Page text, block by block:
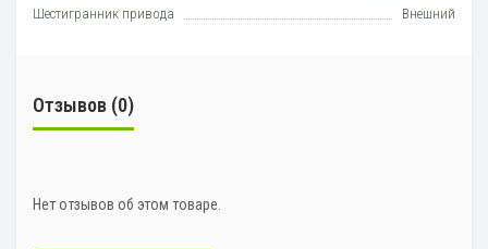
Шестигранник привода
Внешний
Отзывов (0)
Нет отзывов об этом товаре.